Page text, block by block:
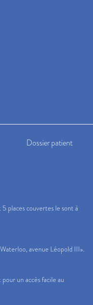
Dossier patient
places couvertes le sont à
avenue Léopold III».
pour un accès facile au